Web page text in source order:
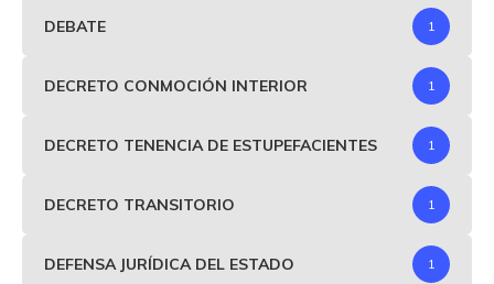
DEBATE 1
DECRETO CONMOCIÓN INTERIOR 1
DECRETO TENENCIA DE ESTUPEFACIENTES 1
DECRETO TRANSITORIO 1
DEFENSA JURÍDICA DEL ESTADO 1